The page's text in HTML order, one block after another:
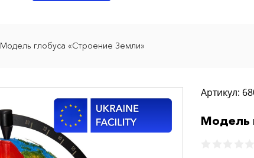
Модель глобуса «Строение Земли»
Артикул:
Модель